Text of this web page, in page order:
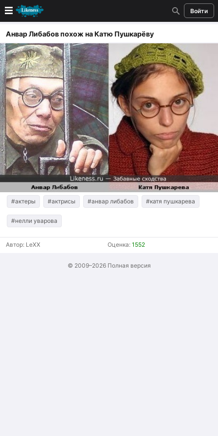
Войти
Новые
Лучшие
Голосование
Кандидаты
Случайное сходство 👍
Создать сходство
Для публикации необходима авторизация
Поиск
Анвар Либабов похож на Катю Пушкарёву
#актеры #актрисы #анвар либабов #катя пушкарева
#нелли уварова
Автор: LeXX Оценка: 1552
© 2009–2026 Полная версия